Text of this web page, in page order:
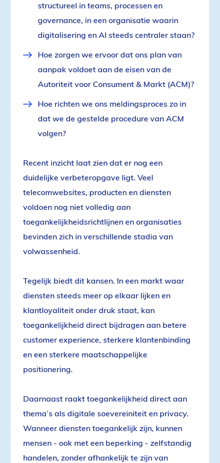
structureel in teams, processen en
governance, in een organisatie waarin
digitalisering en AI steeds centraler staan?
Hoe zorgen we ervoor dat ons plan van
aanpak voldoet aan de eisen van de
Autoriteit voor Consument & Markt (ACM)?
Hoe richten we ons meldingsproces zo in
dat we de gestelde procedure van ACM
volgen?
Recent inzicht laat zien dat er nog een
duidelijke verbeteropgave ligt. Veel
telecomwebsites, producten en diensten
voldoen nog niet volledig aan
toegankelijkheidsrichtlijnen en organisaties
bevinden zich in verschillende stadia van
volwassenheid.
Tegelijk biedt dit kansen. In een markt waar
diensten steeds meer op elkaar lijken en
klantloyaliteit onder druk staat, kan
toegankelijkheid direct bijdragen aan betere
customer experience, sterkere klantenbinding
en een sterkere maatschappelijke
positionering.
Daarnaast raakt toegankelijkheid direct aan
thema’s als digitale soevereiniteit en privacy.
Wanneer diensten toegankelijk zijn, kunnen
mensen - ook met een beperking - zelfstandig
handelen, zonder afhankelijk te zijn van